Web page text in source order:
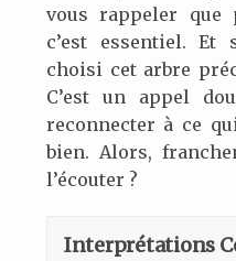
vous rappeler que
c’est essentiel.
choisi cet arbre
C’est un appel
reconnecter à ce
bien. Alors,
l’écouter ?
Interprétations